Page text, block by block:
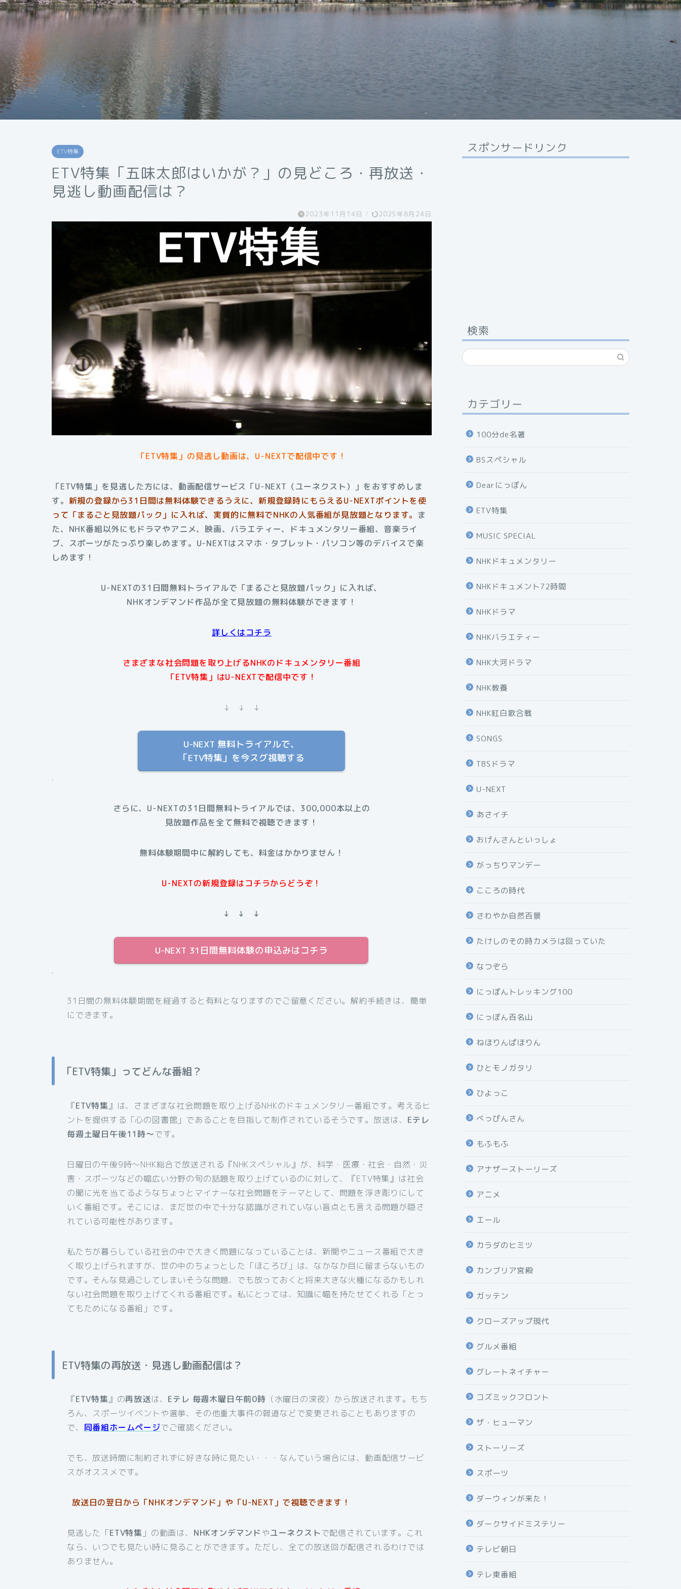
ETV特集
ETV特集「五味太郎はいかが？」の見どころ・再放送・
見逃し動画配信は？
2023年11月14日 / 2025年8月24日
「ETV特集」 の見逃し動画は、U-NEXTで配信中です！
「ETV特集」を見逃した方には、動画配信サービス「U-NEXT（ユーネクスト）」をおすすめしま
す。 新規の登録から31日間は無料体験できるうえに、新規登録時にもらえるU-NEXTポイントを使
って「まるごと見放題パック」に入れば、実質的に無料でNHKの人気番組が見放題となります。 ま
た、NHK番組以外にもドラマやアニメ、映画、バラエティー、ドキュメンタリー番組、音楽ライ
ブ、スポーツがたっぷり楽しめます。U-NEXTはスマホ・タブレット・パソコン等のデバイスで楽
しめます！
U-NEXTの31日間無料トライアルで「まるごと見放題パック」に入れば、
NHKオンデマンド作品が全て見放題の無料体験ができます！
詳しくはコチラ
さまざまな社会問題を取り上げるNHKのドキュメンタリー番組
「ETV特集」はU-NEXTで配信中です！
↓ ↓ ↓
U-NEXT 無料トライアルで、
「ETV特集」を今スグ視聴する
.
さらに、U-NEXTの31日間無料トライアルでは、300,000本以上の
見放題作品を全て無料で視聴できます！
無料体験期間中に解約しても、料金はかかりません！
U-NEXTの新規登録はコチラからどうぞ！
↓ ↓ ↓
U-NEXT 31日間無料体験の申込みはコチラ
.
31日間の無料体験期間を経過すると有料となりますのでご留意ください。解約手続きは、簡単
にできます。
「ETV特集」ってどんな番組？
『ETV特集』は、さまざまな社会問題を取り上げるNHKのドキュメンタリー番組です。考えるヒ
ントを提供する「心の図書館」であることを目指して制作されているそうです。放送は、 Eテレ
毎週土曜日午後11時～です。
日曜日の午後9時～NHK総合で放送される『NHKスペシャル』が、科学・医療・社会・自然・災
害・スポーツなどの幅広い分野の旬の話題を取り上げているのに対して、『ETV特集』は社会
の闇に光を当てるようなちょっとマイナーな社会問題をテーマとして、問題を浮き彫りにして
いく番組です。そこには、まだ世の中で十分な認識がされていない盲点とも言える問題が隠さ
れている可能性があります。
私たちが暮らしている社会の中で大きく問題になっていることは、新聞やニュース番組で大き
く取り上げられますが、世の中のちょっとした「ほころび」は、なかなか目に留まらないもの
です。そんな見過ごしてしまいそうな問題、でも放っておくと将来大きな火種になるかもしれ
ない社会問題を取り上げてくれる番組です。私にとっては、知識に幅を持たせてくれる「とっ
てもためになる番組」です。
ETV特集の再放送・見逃し動画配信は？
『ETV特集』の再放送は、 Eテレ 毎週木曜日午前0時 （水曜日の深夜）から放送されます。もち
ろん、スポーツイベントや選挙、その他重大事件の報道などで変更されることもありますの
で、 同番組ホームページでご確認ください。
でも、放送時間に制約されずに好きな時に見たい・・・なんていう場合には、動画配信サービ
スがオススメです。
放送日の翌日から「NHKオンデマンド」や「U-NEXT」で視聴できます！
見逃した「ETV特集 」の動画は、 NHKオンデマンドやユーネクストで配信されています。これ
なら、いつでも見たい時に見ることができます。ただし、全ての放送回が配信されるわけでは
ありません。
スポンサードリンク
検索
カテゴリー
100分de名著
BSスペシャル
Dearにっぽん
ETV特集
MUSIC SPECIAL
NHKドキュメンタリー
NHKドキュメント72時間
NHKドラマ
NHKバラエティー
NHK大河ドラマ
NHK教養
NHK紅白歌合戦
SONGS
TBSドラマ
U-NEXT
あさイチ
おげんさんといっしょ
がっちりマンデー
こころの時代
さわやか自然百景
たけしのその時カメラは回っていた
なつぞら
にっぽんトレッキング100
にっぽん百名山
ねほりんぱほりん
ひとモノガタリ
ひよっこ
べっぴんさん
もふもふ
アナザーストーリーズ
アニメ
エール
カラダのヒミツ
カンブリア宮殿
ガッテン
クローズアップ現代
グルメ番組
グレートネイチャー
コズミックフロント
ザ・ヒューマン
ストーリーズ
スポーツ
ダーウィンが来た！
ダークサイドミステリー
テレビ朝日
テレ東番組